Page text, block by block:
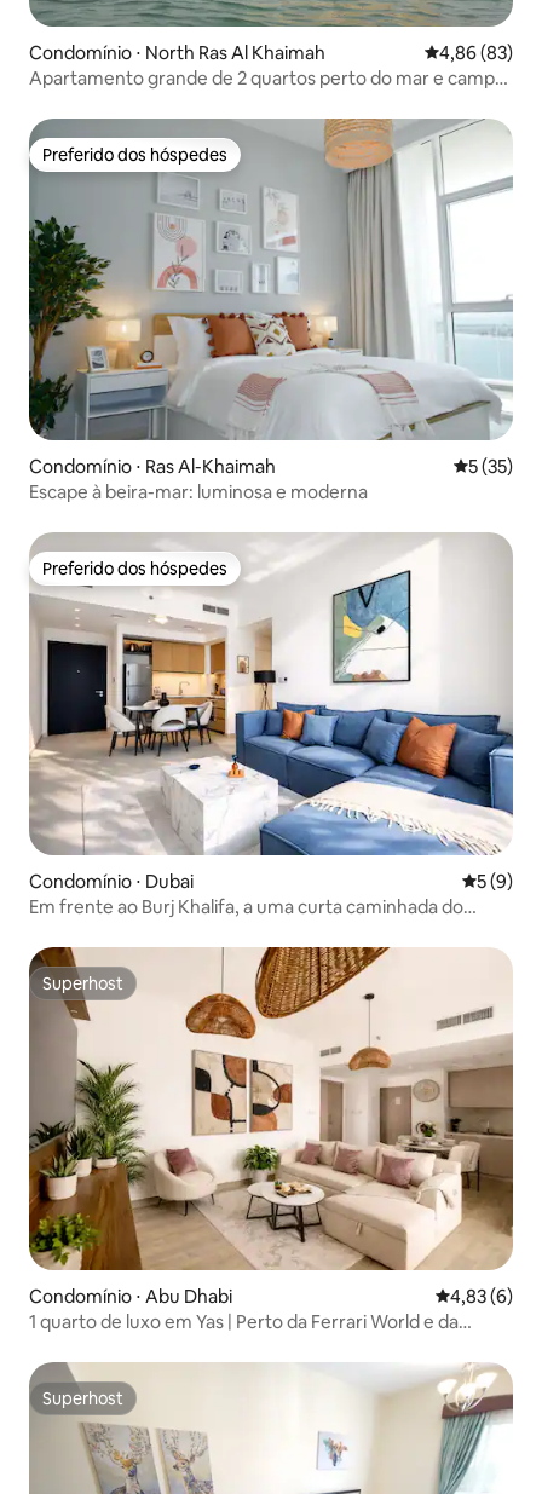
Condomínio ⋅ North Ras Al Khaimah 4,86 de uma
4,86 (83)
Apartamento grande de 2 quartos perto do mar e campo
Preferido dos hóspedes
Preferido dos hóspedes
Condomínio ⋅ Ras Al-Khaimah 5 de uma
5 (35)
Escape à beira-mar: luminosa e moderna
Preferido dos hóspedes
Preferido dos hóspedes
Condomínio ⋅ Dubai 5 de
5 (9)
Em frente ao Burj Khalifa, a uma curta caminhada do
Superhost
Superhost
Condomínio ⋅ Abu Dhabi 4,83 de uma
4,83 (6)
1 quarto de luxo em Yas | Perto da Ferrari World e da
Superhost
Superhost